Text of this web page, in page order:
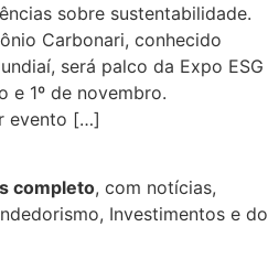
sobre sustentabilidade.
Carbonari, conhecido
será palco da Expo ESG
e 1º de novembro.
evento […]
completo, com notícias,
Investimentos e do